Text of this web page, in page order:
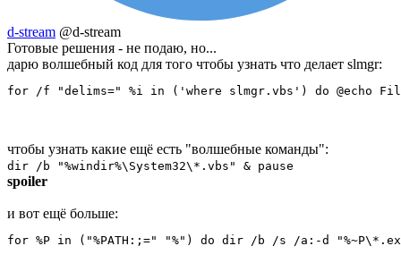
d-stream @d-stream
Готовые решения - не подаю, но...
дарю волшебный код для того чтобы узнать что делает slmgr:
for /f "delims=" %i in ('where slmgr.vbs') do @echo
чтобы узнать какие ещё есть "волшебные команды":
dir /b "%windir%\System32\*.vbs" & pause
spoiler
и вот ещё больше:
for %P in ("%PATH:;=" "%") do dir /b /s /a:-d